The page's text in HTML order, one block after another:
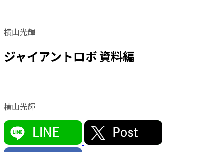
横山光輝
ジャイアントロボ 資料編
横山光輝